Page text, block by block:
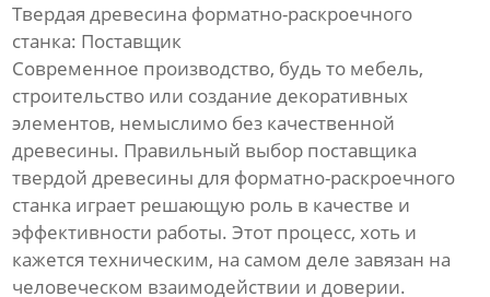
Твердая древесина форматно-раскроечного
станка: Поставщик
Современное производство, будь то мебель,
строительство или создание декоративных
элементов, немыслимо без качественной
древесины. Правильный выбор поставщика
твердой древесины для форматно-раскроечного
станка играет решающую роль в качестве и
эффективности работы. Этот процесс, хоть и
кажется техническим, на самом деле завязан на
человеческом взаимодействии и доверии.